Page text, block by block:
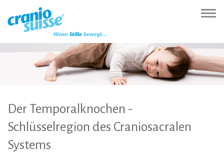
(Accesskey
Hauptnavigation
(Accesskey
Inhalt
(Accesskey
Sprachumschaltung
(Accesskey
Der Temporalknochen -
Schlüsselregion des Craniosacralen
Systems